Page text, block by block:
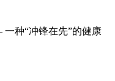
种“冲锋在先”的健康